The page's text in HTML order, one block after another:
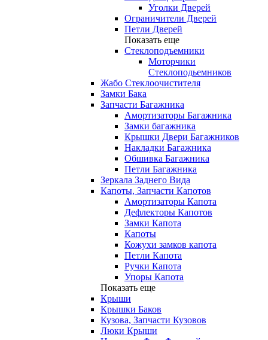
Уголки Дверей
Ограничители Дверей
Петли Дверей
Показать еще
Стеклоподъемники
Моторчики
Стеклоподьемников
Жабо Стеклоочистителя
Замки Бака
Запчасти Багажника
Амортизаторы Багажника
Замки багажника
Крышки Двери Багажников
Накладки Багажника
Обшивка Багажника
Петли Багажника
Зеркала Заднего Вида
Капоты, Запчасти Капотов
Амортизаторы Капота
Дефлекторы Капотов
Замки Капота
Капоты
Кожухи замков капота
Петли Капота
Ручки Капота
Упоры Капота
Показать еще
Крыши
Крышки Баков
Кузова, Запчасти Кузовов
Люки Крыши